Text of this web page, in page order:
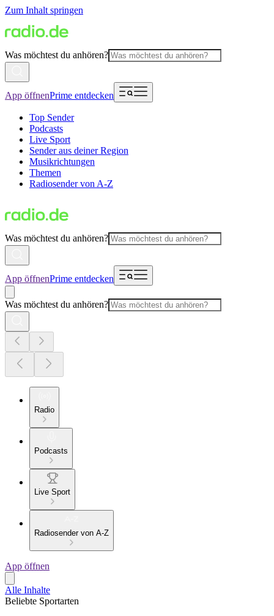
Zum Inhalt springen
Was möchtest du anhören?
App öffnenPrime entdecken
Top Sender
Podcasts
Live Sport
Sender aus deiner Region
Musikrichtungen
Themen
Radiosender von A-Z
Was möchtest du anhören?
App öffnenPrime entdecken
Was möchtest du anhören?
Radio
Podcasts
Live Sport
Radiosender von A-Z
App öffnen
Alle Inhalte
Beliebte Sportarten